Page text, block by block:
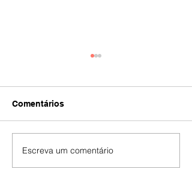
IA
Comentários
Escreva um comentário